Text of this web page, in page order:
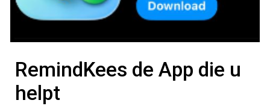
RemindKees de App die u
helpt